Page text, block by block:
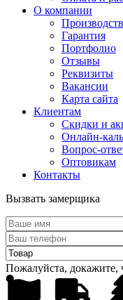
О компании
Гарантия
Портфолио
Отзывы
Реквизиты
Вакансии
Карта сайта
Клиентам
Скидки и
Онлайн-
Вопрос-
Оптовикам
Контакты
Вызвать замерщика
Пожалуйста, докажите,